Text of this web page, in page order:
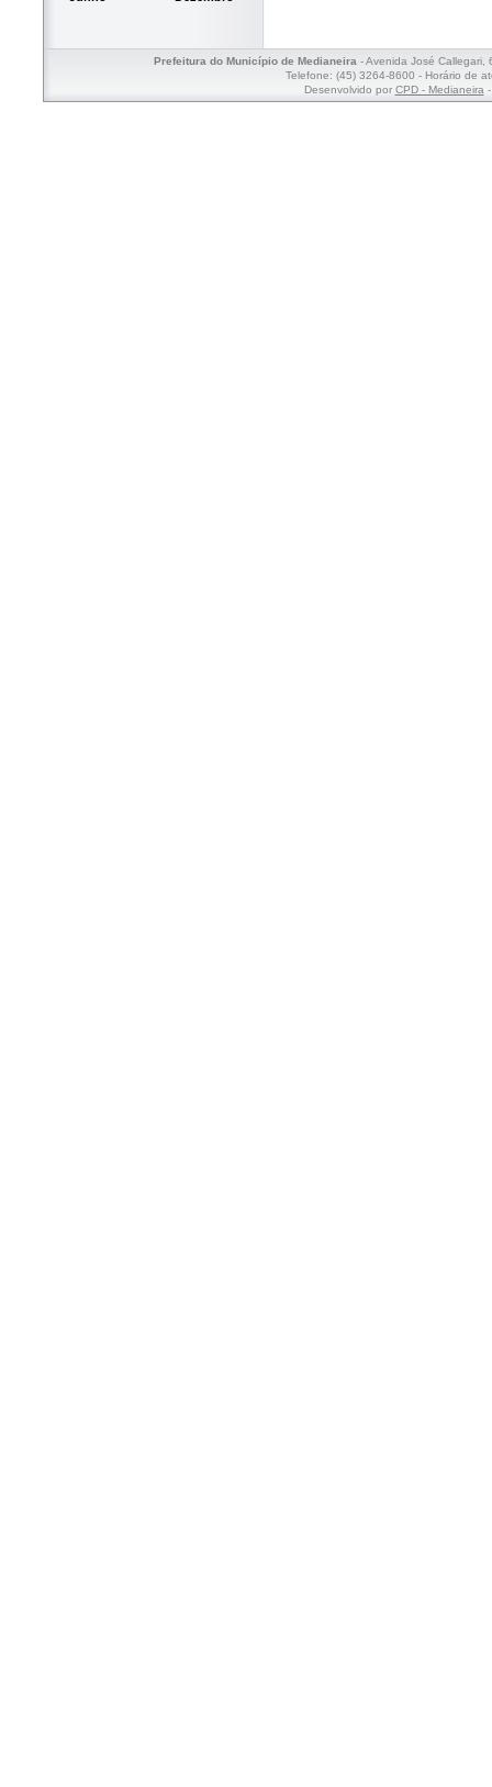
Prefeitura do Município de Medianeira- Avenida José Callegari,
Telefone: (45) 3264-8600 - Horário de
Desenvolvido por CPD - Medianeira-